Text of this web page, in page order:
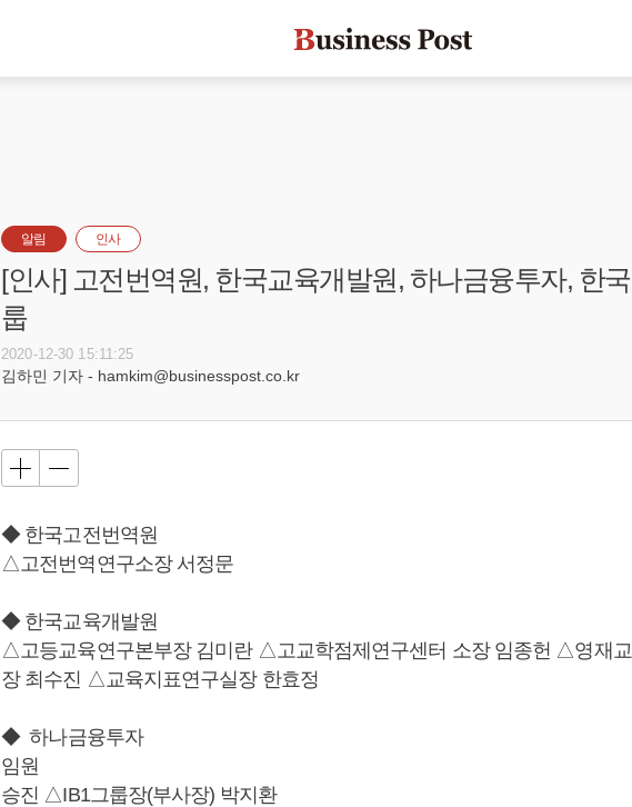
알림 인사
[인사] 고전번역원, 한국교육개발원, 하나금융투자, 한
룹
2020-12-30 15:11:25
김하민 기자 - hamkim@businesspost.co.kr
◆ 한국고전번역원
△고전번역연구소장 서정문
◆ 한국교육개발원
△고등교육연구본부장 김미란 △고교학점제연구센터 소장 임종헌 △영재
장 최수진 △교육지표연구실장 한효정
◆ 하나금융투자
임원
승진 △IB1그룹장(부사장) 박지환